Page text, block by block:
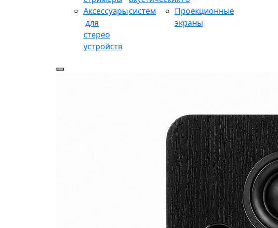
Аксессуары
для
стерео
устройств
систем
Проекционные
экраны